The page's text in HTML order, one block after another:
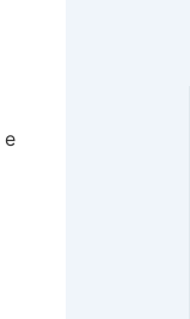
e